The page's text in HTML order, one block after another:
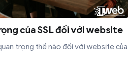
của SSL đối với website
trọng thế nào đối với website của